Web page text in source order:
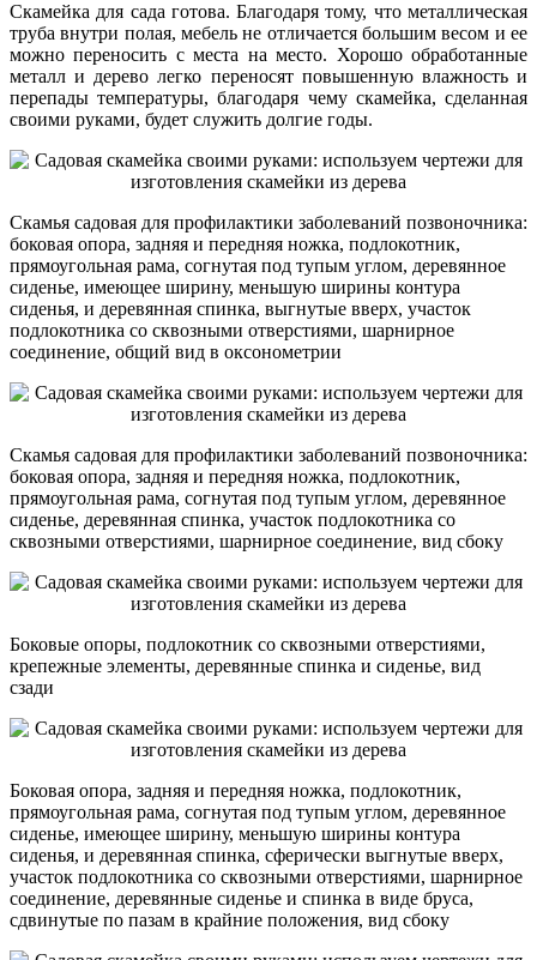
Скамейка для сада готова. Благодаря тому, что металлическая
труба внутри полая, мебель не отличается большим весом и ее
можно переносить с места на место. Хорошо обработанные
металл и дерево легко переносят повышенную влажность и
перепады температуры, благодаря чему скамейка, сделанная
своими руками, будет служить долгие годы.
Скамья садовая для профилактики заболеваний позвоночника:
боковая опора, задняя и передняя ножка, подлокотник,
прямоугольная рама, согнутая под тупым углом, деревянное
сиденье, имеющее ширину, меньшую ширины контура
сиденья, и деревянная спинка, выгнутые вверх, участок
подлокотника со сквозными отверстиями, шарнирное
соединение, общий вид в оксонометрии
Скамья садовая для профилактики заболеваний позвоночника:
боковая опора, задняя и передняя ножка, подлокотник,
прямоугольная рама, согнутая под тупым углом, деревянное
сиденье, деревянная спинка, участок подлокотника со
сквозными отверстиями, шарнирное соединение, вид сбоку
Боковые опоры, подлокотник со сквозными отверстиями,
крепежные элементы, деревянные спинка и сиденье, вид
сзади
Боковая опора, задняя и передняя ножка, подлокотник,
прямоугольная рама, согнутая под тупым углом, деревянное
сиденье, имеющее ширину, меньшую ширины контура
сиденья, и деревянная спинка, сферически выгнутые вверх,
участок подлокотника со сквозными отверстиями, шарнирное
соединение, деревянные сиденье и спинка в виде бруса,
сдвинутые по пазам в крайние положения, вид сбоку